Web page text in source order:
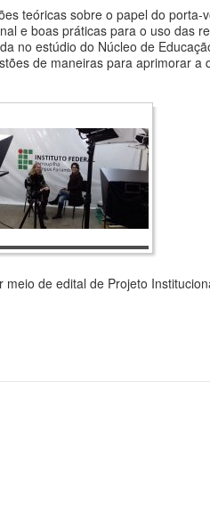
teóricas sobre o papel do porta-
e boas práticas para o uso das
no estúdio do Núcleo de
de maneiras para aprimorar a
meio de edital de Projeto